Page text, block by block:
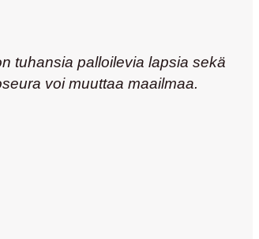
tuhansia palloilevia lapsia sekä
voi muuttaa maailmaa.